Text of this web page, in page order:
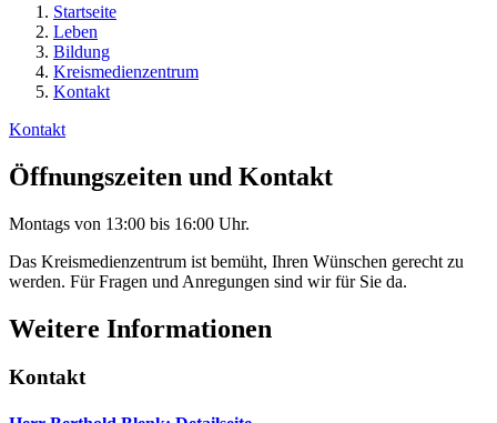
Startseite
Leben
Bildung
Kreismedienzentrum
Kontakt
Kontakt
Öffnungszeiten und Kontakt
Montags von 13:00 bis 16:00 Uhr.
Das Kreismedienzentrum ist bemüht, Ihren Wünschen gerecht zu
werden. Für Fragen und Anregungen sind wir für Sie da.
Weitere Informationen
Kontakt